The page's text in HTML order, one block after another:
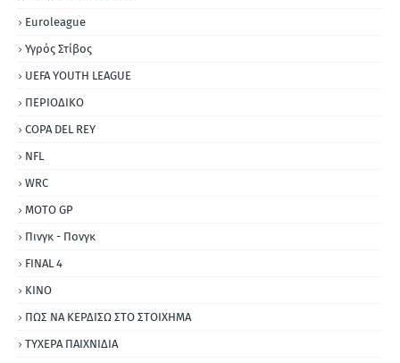
Εuroleague
Υγρός Στίβος
UEFA YOUTH LEAGUE
ΠΕΡΙΟΔΙΚΟ
COPA DEL REY
NFL
WRC
MOTO GP
Πινγκ - Πονγκ
FINAL 4
ΚΙΝΟ
ΠΩΣ ΝΑ ΚΕΡΔΙΣΩ ΣΤΟ ΣΤΟΙΧΗΜΑ
ΤΥΧΕΡΑ ΠΑΙΧΝΙΔΙΑ